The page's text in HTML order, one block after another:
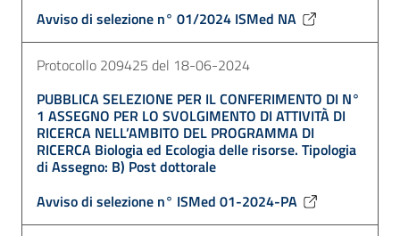
Avviso di selezione n° 01/2024 ISMed NA
Protocollo 209425 del 18-06-2024
PUBBLICA SELEZIONE PER IL CONFERIMENTO DI N°
1 ASSEGNO PER LO SVOLGIMENTO DI ATTIVITÀ DI
RICERCA NELL’AMBITO DEL PROGRAMMA DI
RICERCA Biologia ed Ecologia delle risorse. Tipologia
di Assegno: B) Post dottorale
Avviso di selezione n° ISMed 01-2024-PA